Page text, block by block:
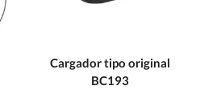
Cargador tipo original
BC193